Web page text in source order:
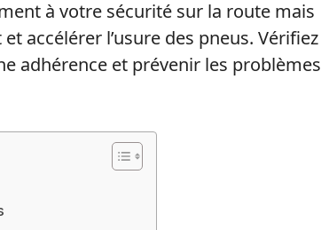
à votre sécurité sur la route mais
accélérer l’usure des pneus. Vérifiez
adhérence et prévenir les problèmes